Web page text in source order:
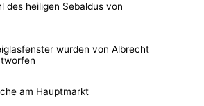
des heiligen Sebaldus von
wurden von Albrecht
am Hauptmarkt